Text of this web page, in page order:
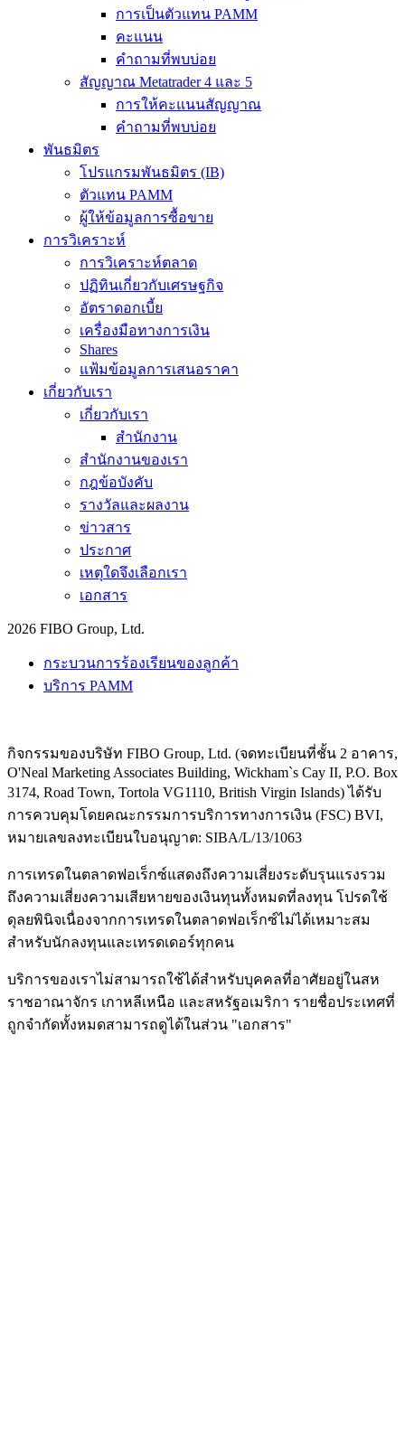
การเป็นตัวแทน PAMM
คะแนน
คำถามที่พบบ่อย
สัญญาณ Metatrader 4 และ 5
การให้คะแนนสัญญาณ
คำถามที่พบบ่อย
พันธมิตร
โปรแกรมพันธมิตร (IB)
ตัวแทน PAMM
ผู้ให้ข้อมูลการซื้อขาย
การวิเคราะห์
การวิเคราะห์ตลาด
ปฏิทินเกี่ยวกับเศรษฐกิจ
อัตราดอกเบี้ย
เครื่องมือทางการเงิน
Shares
แฟ้มข้อมูลการเสนอราคา
เกี่ยวกับเรา
เกี่ยวกับเรา
สำนักงาน
สำนักงานของเรา
กฎข้อบังคับ
รางวัลและผลงาน
ข่าวสาร
ประกาศ
เหตุใดจึงเลือกเรา
เอกสาร
2026 FIBO Group, Ltd.
กระบวนการร้องเรียนของลูกค้า
บริการ PAMM
กิจกรรมของบริษัท FIBO Group, Ltd. (จดทะเบียนที่ชั้น 2 อาคาร,
O'Neal Marketing Associates Building, Wickham`s Cay II, P.O. Box
3174, Road Town, Tortola VG1110, British Virgin Islands) ได้รับ
การควบคุมโดยคณะกรรมการบริการทางการเงิน (FSC) BVI,
หมายเลขลงทะเบียนใบอนุญาต: SIBA/L/13/1063
การเทรดในตลาดฟอเร็กซ์แสดงถึงความเสี่ยงระดับรุนแรงรวม
ถึงความเสี่ยงความเสียหายของเงินทุนทั้งหมดที่ลงทุน โปรดใช้
ดุลยพินิจเนื่องจากการเทรดในตลาดฟอเร็กซ์ไม่ได้เหมาะสม
สำหรับนักลงทุนและเทรดเดอร์ทุกคน
บริการของเราไม่สามารถใช้ได้สำหรับบุคคลที่อาศัยอยู่ในสห
ราชอาณาจักร เกาหลีเหนือ และสหรัฐอเมริกา รายชื่อประเทศที่
ถูกจำกัดทั้งหมดสามารถดูได้ในส่วน "เอกสาร"